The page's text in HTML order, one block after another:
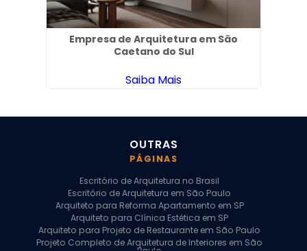
Empresa de Arquitetura em São
Caetano do Sul
Saiba Mais
OUTRAS
PÁGINAS
Escritório de Arquitetura no Brasil
Escritório de Arquitetura em São Paulo
Arquiteto para Reforma Apartamento em SP
Arquiteto para Clínica Estética em SP
Arquiteto para Projeto de Restaurante em São Paulo
Projeto Completo de Arquitetura de Interiores em São